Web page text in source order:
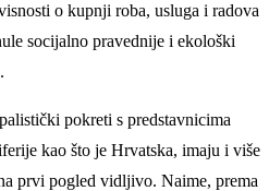
o kupnji roba, usluga i radova
socijalno pravednije i ekološki
pokreti s predstavnicima
kao što je Hrvatska, imaju i više
prvi pogled vidljivo. Naime, prema